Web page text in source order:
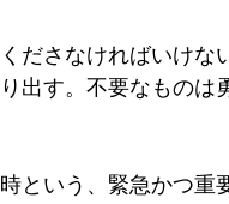
ださなければいけな
出す。不要なものは
という、緊急かつ重